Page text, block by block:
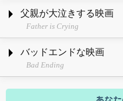
父親が大泣きする映画
Father is Crying
バッドエンドな映画
Bad Ending